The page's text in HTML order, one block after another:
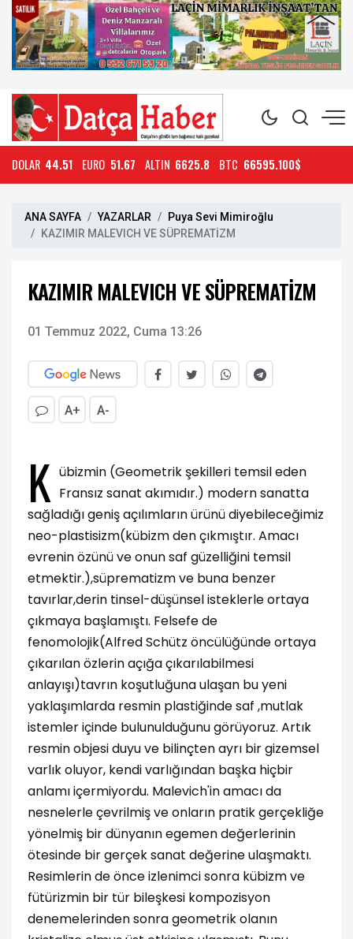
DOLAR 44.51 EURO 51.67 ALTIN 6625.8 BTC 66595.100$
ANA SAYFA YAZARLAR
Puya Sevi Mimiroğlu
KAZIMIR MALEVICH VE SÜPREMATİZM
KAZIMIR MALEVICH VE SÜPREMATİZM
01 Temmuz 2022, Cuma 13:26
A+ A-
K übizmin (Geometrik şekilleri temsil eden
Fransız sanat akımıdır.) modern sanatta
sağladığı geniş açılımların ürünü diyebileceğimiz
neo-plastisizm(kübizm den çıkmıştır. Amacı
evrenin özünü ve onun saf güzelliğini temsil
etmektir.),süprematizm ve buna benzer
tavırlar,derin tinsel-düşünsel isteklerle ortaya
çıkmaya başlamıştı. Felsefe de
fenomolojik(Alfred Schütz öncülüğünde ortaya
çıkarılan özlerin açığa çıkarılabilmesi
anlayışı)tavrın koşutluğuna ulaşan bu yeni
yaklaşımlarda resmin plastiğinde saf ,mutlak
istemler içinde bulunulduğunu görüyoruz. Artık
resmin objesi duyu ve bilinçten ayrı bir gizemsel
varlık oluyor, kendi varlığından başka hiçbir
anlamı içermiyordu. Malevich'in amacı da
nesnelerle çevrilmiş ve onların pratik gerçekliğe
yönelmiş bir dünyanın egemen değerlerinin
ötesinde bir gerçek sanat değerine ulaşmaktı.
Resimlerin de önce izlenimci sonra kübizm ve
fütürizmin bir tür bileşkesi kompozisyon
denemelerinden sonra geometrik olanın